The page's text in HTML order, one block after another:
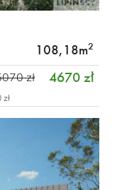
108,18m2
4670 zł
zł